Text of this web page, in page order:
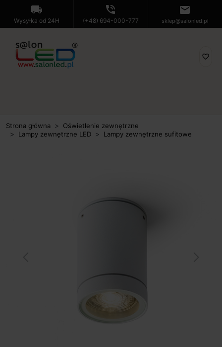
local_shipping
Wysyłka od 24H
phone_in_talk
(+48) 694-000-777
mail
sklep@salonled.pl
favorite_border
Strona główna
Oświetlenie zewnętrzne
Lampy zewnętrzne LED
Lampy zewnętrzne sufitowe